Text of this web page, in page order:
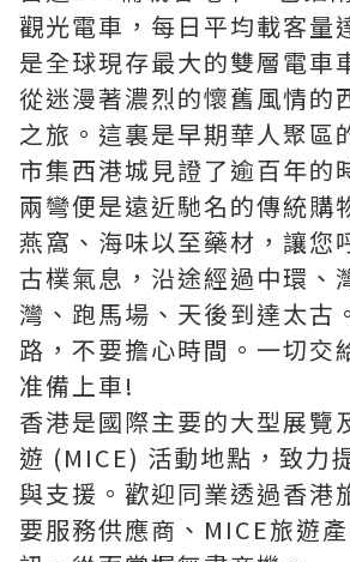
觀光電車，每日平均載客量
是全球現存最大的雙層電車
從迷漫著濃烈的懷舊風情的
之旅。這裏是早期華人聚區
市集西港城見證了逾百年的
兩彎便是遠近馳名的傳統購
燕窩、海味以至藥材，讓您
古樸氣息，沿途經過中環、
灣、跑馬場、天後到達太古
路，不要擔心時間。一切交
准備上車!
香港是國際主要的大型展覽
遊 (MICE) 活動地點，致力
與支援。歡迎同業透過香港
要服務供應商、MICE旅遊